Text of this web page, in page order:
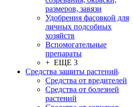
размеров, завязи
Удобрения фасовкой для
личных подсобных
хозяйств
Вспомогательные
препараты
+ ЕЩЕ 3
Средства защиты растений
Средства от вредителей
Средства от болезней
растений